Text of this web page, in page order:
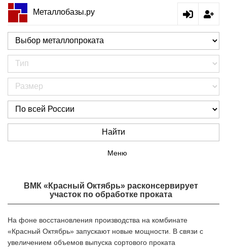
Металлобазы.ру
Найти
Меню
ВМК «Красный Октябрь» расконсервирует
участок по обработке проката
На фоне восстановления производства на комбинате
«Красный Октябрь» запускают новые мощности. В связи с
увеличением объемов выпуска сортового проката